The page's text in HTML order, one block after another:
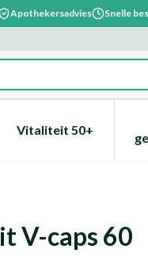
Apothekersadvies Snelle
categorie
en vitamines
voor
Vitaliteit 50+Toon submenu
V-caps 60